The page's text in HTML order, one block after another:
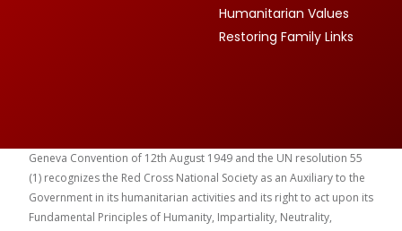
Humanitarian Values
Restoring Family Links
Geneva Convention of 12th August 1949 and the UN resolution 55
(1) recognizes the Red Cross National Society as an Auxiliary to the
Government in its humanitarian activities and its right to act upon its
Fundamental Principles of Humanity, Impartiality, Neutrality,